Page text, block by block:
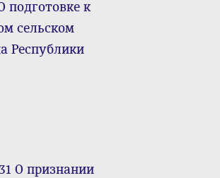
подготовке к
сельском
Республики
О признании